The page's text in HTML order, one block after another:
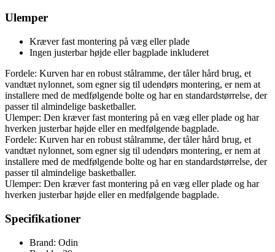
Ulemper
Kræver fast montering på væg eller plade
Ingen justerbar højde eller bagplade inkluderet
Fordele: Kurven har en robust stålramme, der tåler hård brug, et
vandtæt nylonnet, som egner sig til udendørs montering, er nem at
installere med de medfølgende bolte og har en standardstørrelse, der
passer til almindelige basketballer.
Ulemper: Den kræver fast montering på en væg eller plade og har
hverken justerbar højde eller en medfølgende bagplade.
Fordele: Kurven har en robust stålramme, der tåler hård brug, et
vandtæt nylonnet, som egner sig til udendørs montering, er nem at
installere med de medfølgende bolte og har en standardstørrelse, der
passer til almindelige basketballer.
Ulemper: Den kræver fast montering på en væg eller plade og har
hverken justerbar højde eller en medfølgende bagplade.
Specifikationer
Brand: Odin